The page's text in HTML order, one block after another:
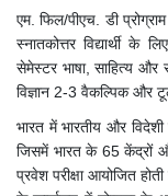
एम. फिल/पीएच. डी
स्नातकोत्तर विद्यार्थी
सेमेस्टर भाषा, साहित्य और
विज्ञान 2-3 वैकल्पिक और
भारत में भारतीय और
जिसमें भारत के 65 केंद्रों
प्रवेश परीक्षा आयोजित